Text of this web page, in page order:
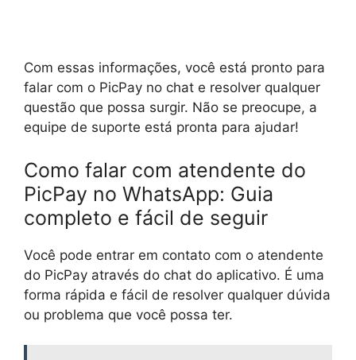
Com essas informações, você está pronto para
falar com o PicPay no chat e resolver qualquer
questão que possa surgir. Não se preocupe, a
equipe de suporte está pronta para ajudar!
Como falar com atendente do
PicPay no WhatsApp: Guia
completo e fácil de seguir
Você pode entrar em contato com o atendente
do PicPay através do chat do aplicativo. É uma
forma rápida e fácil de resolver qualquer dúvida
ou problema que você possa ter.